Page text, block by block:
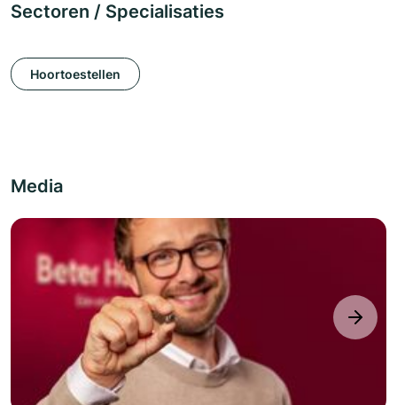
Sectoren / Specialisaties
Hoortoestellen
Media
next